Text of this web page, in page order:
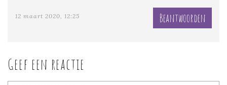
12 maart 2020, 12:25 Beantwoorden
Geef een reactie